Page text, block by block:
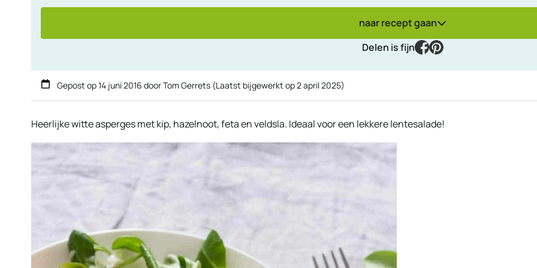
naar recept gaan
Delen is fijn
facebook
pinterest
Gepost op14 juni 2016 doorTom Gerrets (Laatst bijgewerkt op2 april 2025)
Heerlijke witte asperges met kip, hazelnoot, feta en veldsla. Ideaal voor een lekkere lentesalade!